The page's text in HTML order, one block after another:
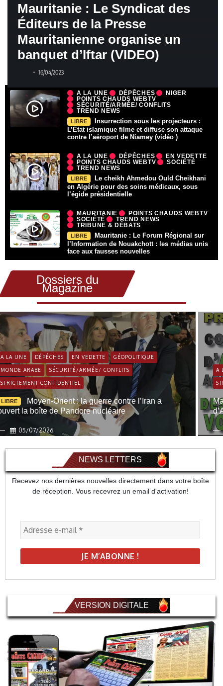
Mauritanie : Le Syndicat des
Éditeurs de la Presse
Mauritanienne organise un
banquet d’Iftar (VIDEO)
16/04/2023
A LA UNE DÉPÊCHES
NIGER
POINTS CHAUDS WEBTV
SÉCURITÉ/ARMÉE/ CONFLITS
TREND NEWS
LIBRE
Insurrection sous les projecteurs :
L’État islamique filme et diffuse son attaque
contre l’aéroport de Niamey (vidéo )
A LA UNE DÉPÊCHES
EN VEDETTE
POINTS CHAUDS WEBTV
SOCIÉTÉ
TREND NEWS
LIBRE
Le cheikh Ahmedou Ould Cheikhani
en Algérie pour des soins médicaux, sous
l’égide présidentielle
MAURITANIE
POINTS CHAUDS WEBTV
SOCIÉTÉ
TREND NEWS
TRIBUNE & DÉBATS
LIBRE
Mauritanie : Le Forum Régional sur
l’Information de Nouakchott : les médias unis
face aux fausses nouvelles
Dossiers du
Magazine
UNE EN VEDETTE MAURITANIE POLITIQUE
CONFIDENTIEL TRIBUNE & DÉBATS
Procès de la décennie : Condamnation
Baba et acquittement des 40 voleurs !
19/12/2023
Aziz
NEWS LETTERS
Recevez nos dernières nouvelles directement dans votre boîte
de réception. Vous recevrez un email d'activation!
VERSION DIGITALE